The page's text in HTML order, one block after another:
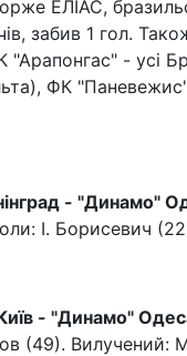
ЕЛІАС,
забив 1 гол.
- усі
ФК
- "Динамо"
І. Борисевич
- "Динамо"
(49). Вилучений: